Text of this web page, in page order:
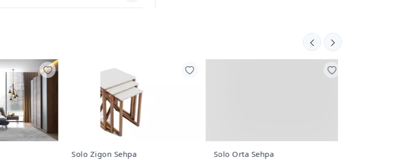
Solo Zigon Sehpa Solo Orta Sehpa